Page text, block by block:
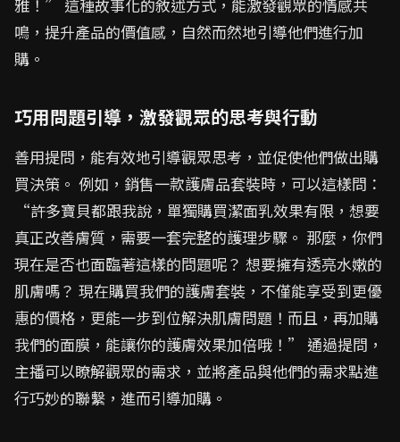
雅！” 這種故事化的敘述方式，能激發觀眾的情感共
鳴，提升產品的價值感，自然而然地引導他們進行加
購。
巧用問題引導，激發觀眾的思考與行動
善用提問，能有效地引導觀眾思考，並促使他們做出購
買決策。 例如，銷售一款護膚品套裝時，可以這樣問：
“許多寶貝都跟我說，單獨購買潔面乳效果有限，想要
真正改善膚質，需要一套完整的護理步驟。 那麼，你們
現在是否也面臨著這樣的問題呢？ 想要擁有透亮水嫩的
肌膚嗎？ 現在購買我們的護膚套裝，不僅能享受到更優
惠的價格，更能一步到位解決肌膚問題！而且，再加購
我們的面膜，能讓你的護膚效果加倍哦！” 通過提問，
主播可以瞭解觀眾的需求，並將產品與他們的需求點進
行巧妙的聯繫，進而引導加購。